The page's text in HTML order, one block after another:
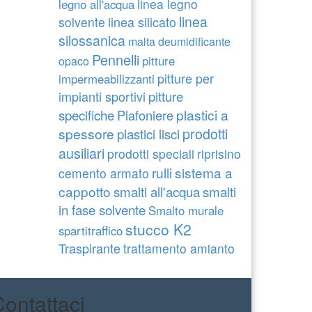
legno all'acqua linea legno
solvente linea silicato linea
silossanica malta deumidificante
opaco Pennelli pitture
impermeabilizzanti pitture per
impianti sportivi pitture
specifiche Plafoniere plastici a
spessore plastici lisci prodotti
ausiliari prodotti speciali riprisino
cemento armato rullisistema a
cappottosmalti all'acquasmalti
in fase solvente Smalto murale
spartitrafficostucco K2
Traspirantetrattamento amianto